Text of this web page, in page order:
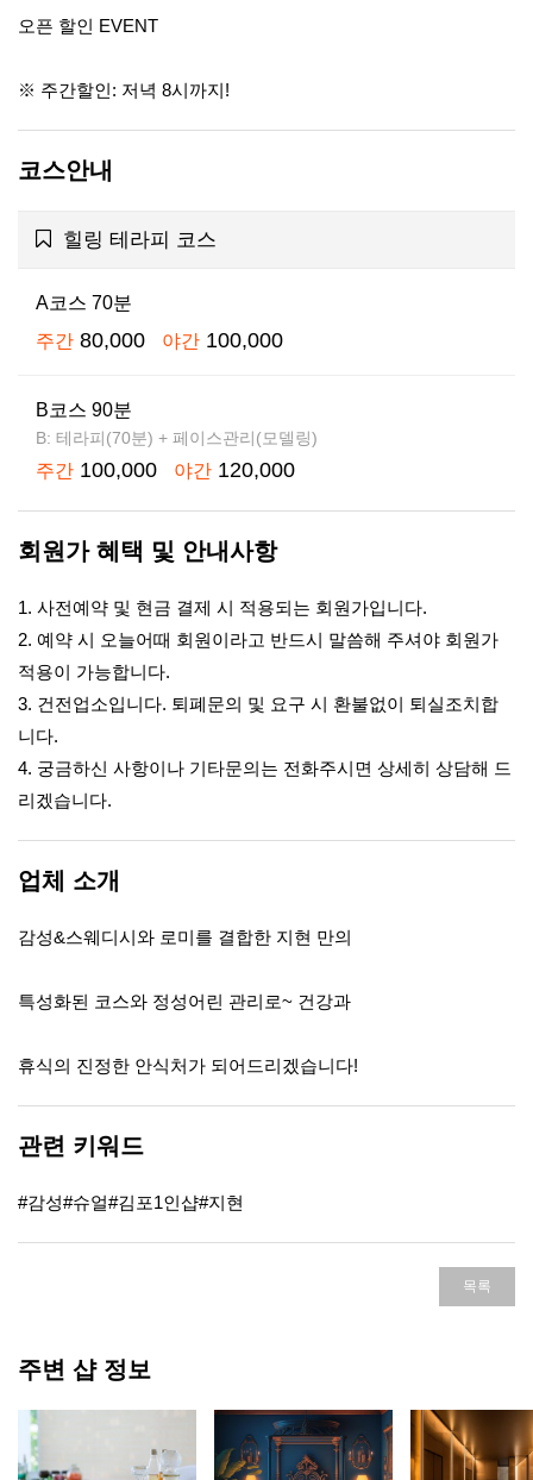
오픈 할인 EVENT
※ 주간할인: 저녁 8시까지!
코스안내
힐링 테라피 코스
A코스 70분
주간 80,000 야간 100,000
B코스 90분
B: 테라피(70분) + 페이스관리(모델링)
주간 100,000 야간 120,000
회원가 혜택 및 안내사항
1. 사전예약 및 현금 결제 시 적용되는 회원가입니다.
2. 예약 시 오늘어때 회원이라고 반드시 말씀해 주셔야 회원가
적용이 가능합니다.
3. 건전업소입니다. 퇴폐문의 및 요구 시 환불없이 퇴실조치합
니다.
4. 궁금하신 사항이나 기타문의는 전화주시면 상세히 상담해 드
리겠습니다.
업체 소개
감성&스웨디시와 로미를 결합한 지현 만의
특성화된 코스와 정성어린 관리로~ 건강과
휴식의 진정한 안식처가 되어드리겠습니다!
관련 키워드
#감성#슈얼#김포1인샵#지현
목록
주변 샵 정보